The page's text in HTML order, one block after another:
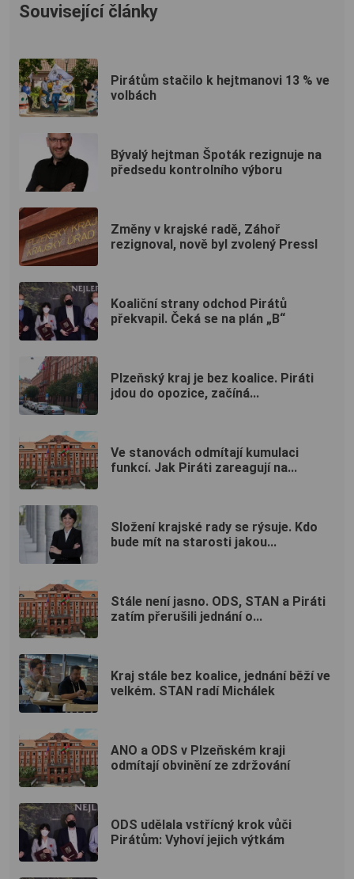
Související články
Pirátům stačilo k hejtmanovi 13 % ve
volbách
Bývalý hejtman Špoták rezignuje na
předsedu kontrolního výboru
Změny v krajské radě, Záhoř
rezignoval, nově byl zvolený Pressl
Koaliční strany odchod Pirátů
překvapil. Čeká se na plán „B“
Plzeňský kraj je bez koalice. Piráti
jdou do opozice, začíná...
Ve stanovách odmítají kumulaci
funkcí. Jak Piráti zareagují na...
Složení krajské rady se rýsuje. Kdo
bude mít na starosti jakou...
Stále není jasno. ODS, STAN a Piráti
zatím přerušili jednání o...
Kraj stále bez koalice, jednání běží ve
velkém. STAN radí Michálek
ANO a ODS v Plzeňském kraji
odmítají obvinění ze zdržování
ODS udělala vstřícný krok vůči
Pirátům: Vyhoví jejich výtkám